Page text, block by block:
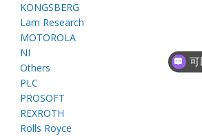
KONGSBERG
Lam Research
MOTOROLA
NI
Others
PLC
PROSOFT
REXROTH
Rolls Royce